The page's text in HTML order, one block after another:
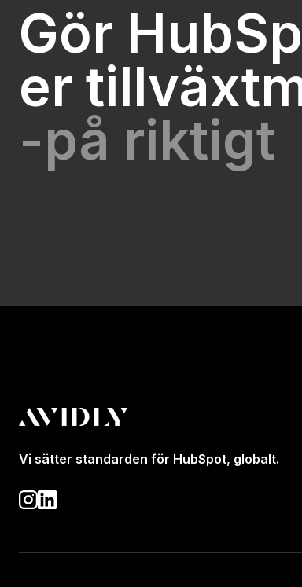
Gör
er
-på riktigt
Vi sätter standarden för HubSpot, globalt.